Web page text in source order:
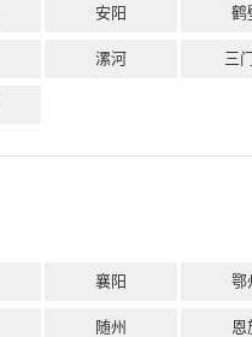
安阳 鹤
漯河 三
襄阳 鄂
随州 恩